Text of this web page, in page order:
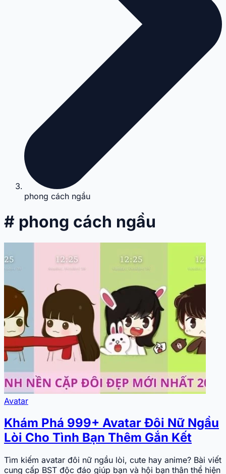
phong cách ngầu
# phong cách ngầu
Avatar
Khám Phá 999+ Avatar Đôi Nữ Ngầu
Lòi Cho Tình Bạn Thêm Gắn Kết
Tìm kiếm avatar đôi nữ ngầu lòi, cute hay anime? Bài viết
cung cấp BST độc đáo giúp bạn và hội bạn thân thể hiện